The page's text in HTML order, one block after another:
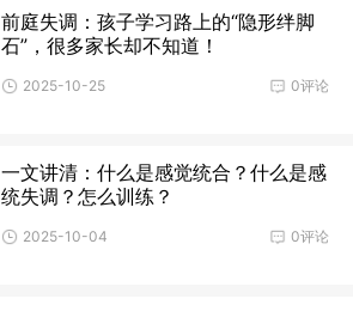
前庭失调：孩子学习路上的“隐形绊脚
石”，很多家长却不知道！
0评论
2025-10-25
一文讲清：什么是感觉统合？什么是感
统失调？怎么训练？
0评论
2025-10-04